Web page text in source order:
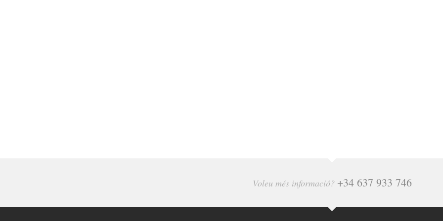
Voleu més informació? +34 637 933 746